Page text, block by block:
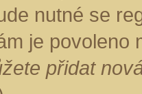
nutné se
je
přidat